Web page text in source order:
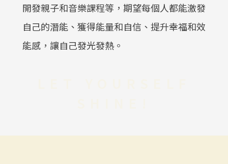
開發親子和音樂課程等，期望每個人都能激發
自己的潛能、獲得能量和自信、提升幸福和效
能感，讓自己發光發熱。